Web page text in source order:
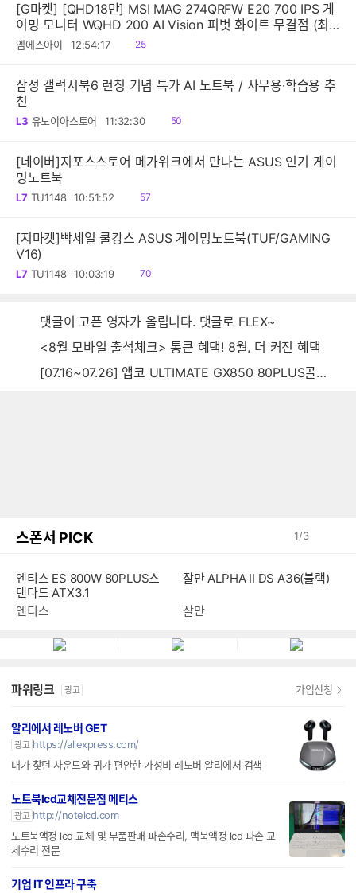
[G마켓] [QHD18만] MSI MAG 274QRFW E20 700 IPS 게
이밍 모니터 WQHD 200 AI Vision 피벗 화이트 무결점 (최
종:189,200원)
엠에스아이 12:54:17
읽
25
삼성 갤럭시북6 런칭 기념 특가 AI 노트북 / 사무용·학습용 추
천
L3 유노이아스토어 11:32:30
읽
50
[네이버]지포스스토어 메가위크에서 만나는 ASUS 인기 게이
밍노트북
L7 TU1148 10:51:52
읽
57
[지마켓]빡세일 쿨캉스 ASUS 게이밍노트북(TUF/GAMING
V16)
L7 TU1148 10:03:19
읽
70
댓글이 고픈 영자가 올립니다. 댓글로 FLEX~
<8월 모바일 출석체크> 통큰 혜택! 8월, 더 커진 혜택
[07.16~07.26] 앱코 ULTIMATE GX850 80PLUS골드 풀모듈러 ATX3.0 블랙
스폰서 PICK 1/3
엔티스 ES 800W 80PLUS스
탠다드 ATX3.1
엔티스
잘만 ALPHA II DS A36(블랙)
잘만
파워링크 광고 가입신청
알리에서 레노버 GET
광고 https://aliexpress.com/
내가 찾던 사운드와 귀가 편안한 가성비 레노버 알리에서 검색
노트북lcd교체전문점 메티스
광고 http://notelcd.com
노트북액정 lcd 교체 및 부품판매 파손수리, 맥북액정 lcd 파손 교
체수리 전문
기업 IT 인프라 구축